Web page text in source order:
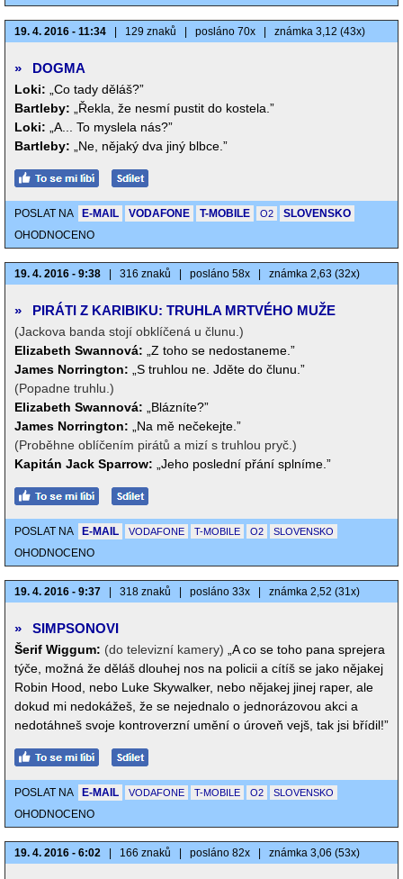
19. 4. 2016 - 11:34 129 znaků posláno 70x známka 3,12 (43x)
» DOGMA
Loki:
„Co tady děláš?”
Bartleby:
„Řekla, že nesmí pustit do kostela.”
Loki:
„A... To myslela nás?”
Bartleby:
„Ne, nějaký dva jiný blbce.”
POSLAT NA E-MAIL VODAFONE T-MOBILE O2
SLOVENSKO
OHODNOCENO
19. 4. 2016 - 9:38 316 znaků posláno 58x známka 2,63 (32x)
» PIRÁTI Z KARIBIKU: TRUHLA MRTVÉHO MUŽE
(Jackova banda stojí obklíčená u člunu.)
Elizabeth Swannová:
„Z toho se nedostaneme.”
James Norrington:
„S truhlou ne. Jděte do člunu.”
(Popadne truhlu.)
Elizabeth Swannová:
„Blázníte?”
James Norrington:
„Na mě nečekejte.”
(Proběhne oblíčením pirátů a mizí s truhlou pryč.)
Kapitán Jack Sparrow:
„Jeho poslední přání splníme.”
POSLAT NA E-MAIL VODAFONE T-MOBILE O2 SLOVENSKO
OHODNOCENO
19. 4. 2016 - 9:37 318 znaků posláno 33x známka 2,52 (31x)
» SIMPSONOVI
Šerif Wiggum: (do televizní kamery)
„A co se toho pana sprejera
týče, možná že děláš dlouhej nos na policii a cítíš se jako nějakej
Robin Hood, nebo Luke Skywalker, nebo nějakej jinej raper, ale
dokud mi nedokážeš, že se nejednalo o jednorázovou akci a
nedotáhneš svoje kontroverzní umění o úroveň vejš, tak jsi břídil!”
POSLAT NA E-MAIL VODAFONE T-MOBILE O2 SLOVENSKO
OHODNOCENO
19. 4. 2016 - 6:02 166 znaků posláno 82x známka 3,06 (53x)